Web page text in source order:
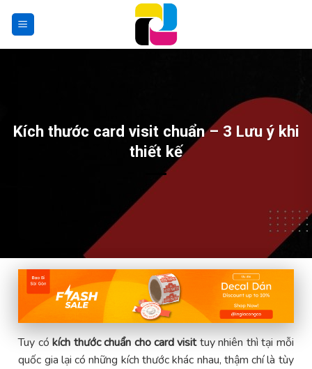
Kích thước card visit chuẩn – 3 Lưu ý khi
thiết kế
Tuy cókích thước chuẩn cho card visittuy nhiên thì tại mỗi
quốc gia lại có những kích thước khác nhau, thậm chí là tùy